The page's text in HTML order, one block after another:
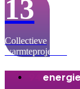
13
Collectieve
warmteprojecten